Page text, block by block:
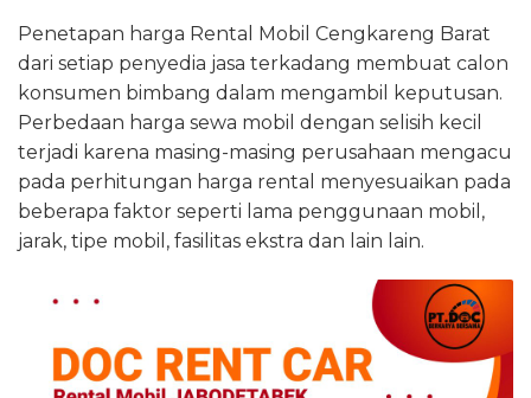
Penetapan harga Rental Mobil Cengkareng Barat
dari setiap penyedia jasa terkadang membuat calon
konsumen bimbang dalam mengambil keputusan.
Perbedaan harga sewa mobil dengan selisih kecil
terjadi karena masing-masing perusahaan mengacu
pada perhitungan harga rental menyesuaikan pada
beberapa faktor seperti lama penggunaan mobil,
jarak, tipe mobil, fasilitas ekstra dan lain lain.